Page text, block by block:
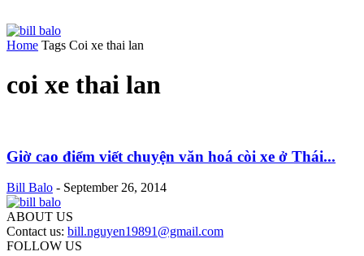
Home Tags Coi xe thai lan
coi xe thai lan
Giờ cao điểm viết chuyện văn hoá còi xe ở Thái...
Bill Balo - September 26, 2014
ABOUT US
Contact us: bill.nguyen19891@gmail.com
FOLLOW US